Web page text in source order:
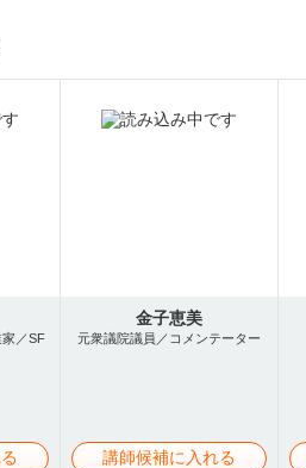
／SF
金子恵美
元衆議院議員／コメンテーター
講師候補に入れる